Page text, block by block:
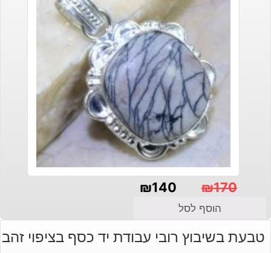
₪170
המקורי
היה:
₪140
הנוכחי
הוא:
הוסף לסל
טבעת בשיבוץ רובי עבודת יד כסף בציפוי זהב